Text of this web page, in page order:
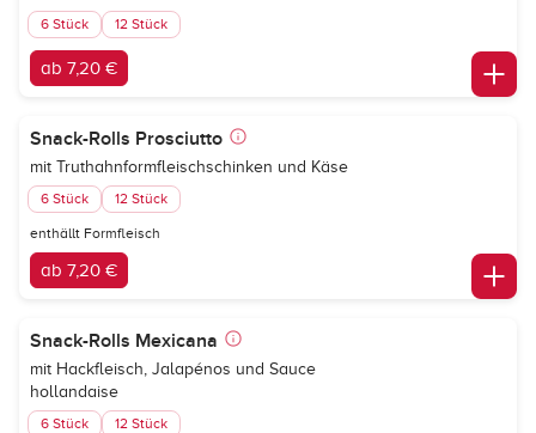
6 Stück 12 Stück
ab 7,20 €
Snack-Rolls Prosciutto
mit Truthahnformfleischschinken und Käse
6 Stück 12 Stück
enthällt Formfleisch
ab 7,20 €
Snack-Rolls Mexicana
mit Hackfleisch, Jalapénos und Sauce
hollandaise
6 Stück 12 Stück